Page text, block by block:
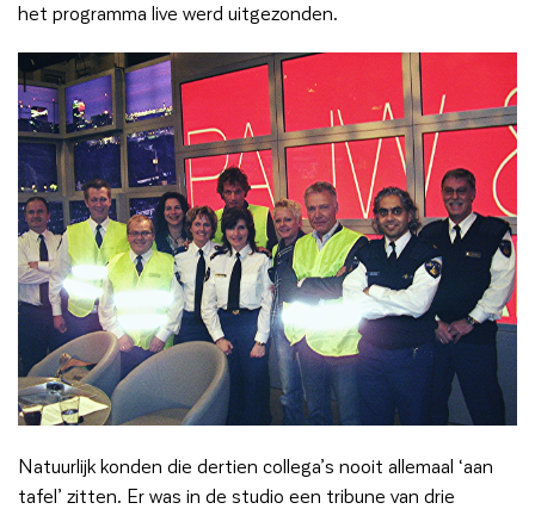
het programma live werd uitgezonden.
Natuurlijk konden die dertien collega’s nooit allemaal ‘aan
tafel’ zitten. Er was in de studio een tribune van drie